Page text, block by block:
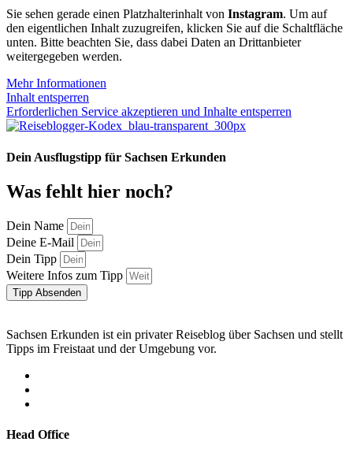
Sie sehen gerade einen Platzhalterinhalt von Instagram. Um auf
den eigentlichen Inhalt zuzugreifen, klicken Sie auf die Schaltfläche
unten. Bitte beachten Sie, dass dabei Daten an Drittanbieter
weitergegeben werden.
Mehr Informationen
Inhalt entsperren
Erforderlichen Service akzeptieren und Inhalte entsperren
Dein Ausflugstipp für Sachsen Erkunden
Was fehlt hier noch?
Dein Name
Deine E-Mail
Dein Tipp
Weitere Infos zum Tipp
Tipp Absenden
Sachsen Erkunden ist ein privater Reiseblog über Sachsen und stellt
Tipps im Freistaat und der Umgebung vor.
Head Office